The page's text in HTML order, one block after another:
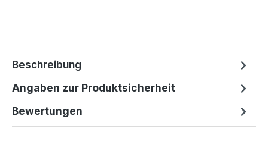
Beschreibung
Angaben zur Produktsicherheit
Bewertungen